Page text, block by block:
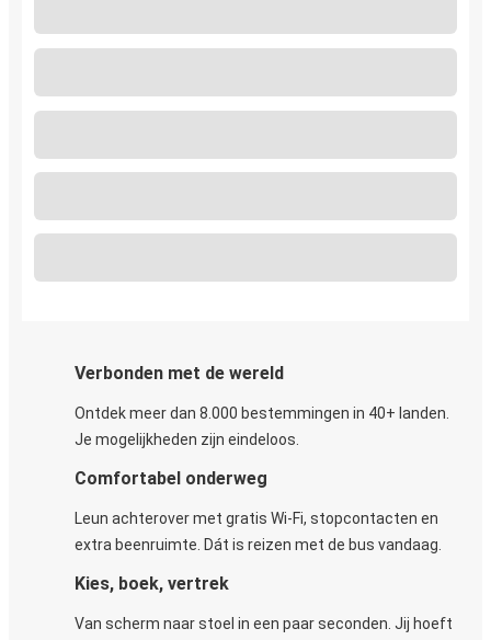
Verbonden met de wereld
Ontdek meer dan 8.000 bestemmingen in 40+ landen.
Je mogelijkheden zijn eindeloos.
Comfortabel onderweg
Leun achterover met gratis Wi-Fi, stopcontacten en
extra beenruimte. Dát is reizen met de bus vandaag.
Kies, boek, vertrek
Van scherm naar stoel in een paar seconden. Jij hoeft